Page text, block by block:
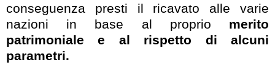
conseguenza presti il ricavato alle varie
nazioni in base al proprio merito
patrimoniale e al rispetto di alcuni
parametri.